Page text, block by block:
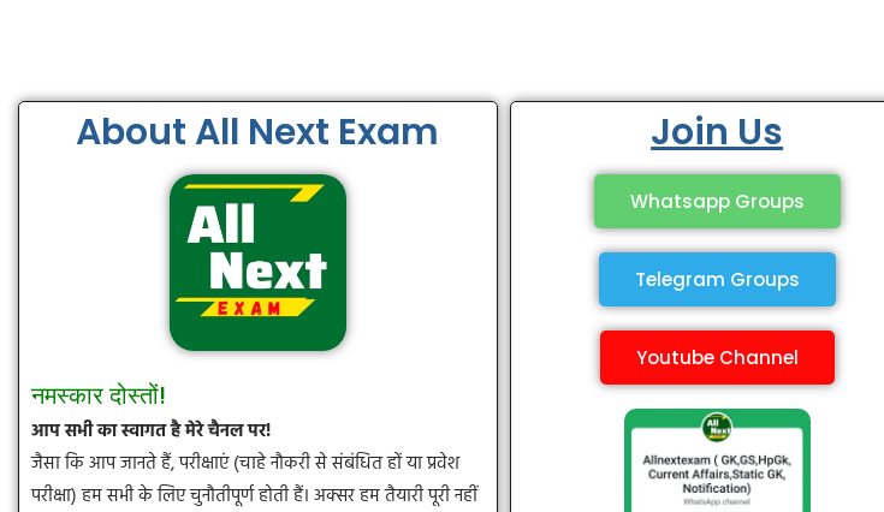
About All Next Exam
नमस्कार दोस्तों!
आप सभी का स्वागत है मेरे चैनल पर!
जैसा कि आप जानते हैं, परीक्षाएं (चाहे नौकरी से संबंधित हों या प्रवेश
परीक्षा) हम सभी के लिए चुनौतीपूर्ण होती हैं। अक्सर हम तैयारी पूरी नहीं
Join Us
Whatsapp Groups
Telegram Groups
Youtube Channel